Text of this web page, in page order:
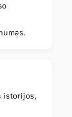
istorijos,